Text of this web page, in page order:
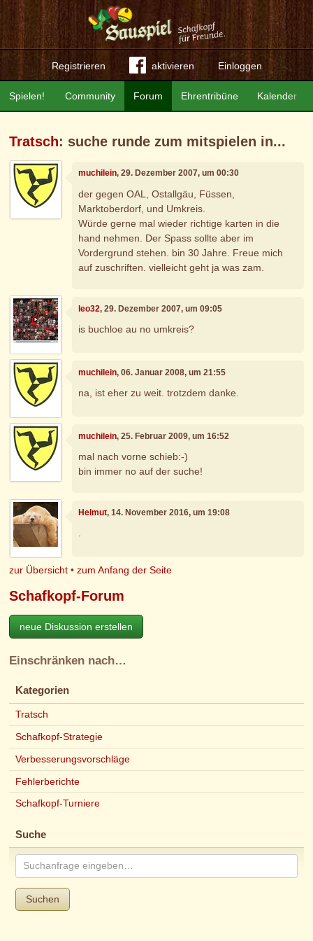
Registrieren aktivieren Einloggen
Community Forum Ehrentribüne Kalender
Spielen!
Tratsch: suche runde zum mitspielen in...
muchilein, 29. Dezember 2007, um 00:30
der gegen OAL, Ostallgäu, Füssen,
Marktoberdorf, und Umkreis.
Würde gerne mal wieder richtige karten in die
hand nehmen. Der Spass sollte aber im
Vordergrund stehen. bin 30 Jahre. Freue mich
auf zuschriften. vielleicht geht ja was zam.
leo32, 29. Dezember 2007, um 09:05
is buchloe au no umkreis?
muchilein, 06. Januar 2008, um 21:55
na, ist eher zu weit. trotzdem danke.
muchilein, 25. Februar 2009, um 16:52
mal nach vorne schieb:-)
bin immer no auf der suche!
Helmut, 14. November 2016, um 19:08
.
zur Übersicht •zum Anfang der Seite
Schafkopf-Forum
neue Diskussion erstellen
Einschränken nach…
Kategorien
Tratsch
Schafkopf-Strategie
Verbesserungsvorschläge
Fehlerberichte
Schafkopf-Turniere
Suche
Suchen